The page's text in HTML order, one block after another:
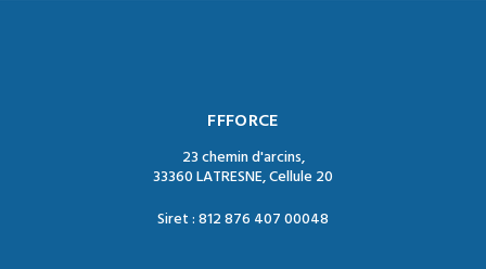
FFFORCE
23 chemin d'arcins,
33360 LATRESNE, Cellule 20
Siret : 812 876 407 00048